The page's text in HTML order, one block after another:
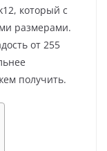
который с
размерами.
от 255
получить.